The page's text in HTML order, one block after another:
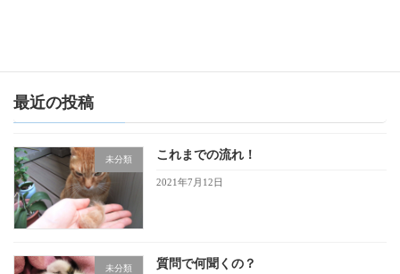
最近の投稿
未分類 これまでの流れ！
2021年7月12日
未分類 質問で何聞くの？